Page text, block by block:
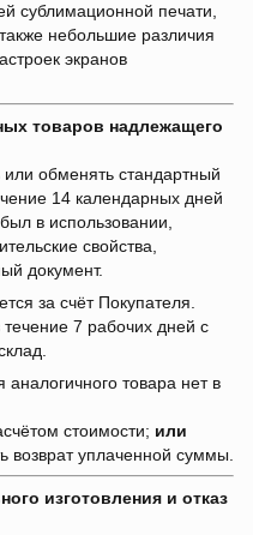
сублимационной печати,
небольшие различия
экранов
товаров надлежащего
или обменять стандартный
14 календарных дней
в использовании,
свойства,
документ.
за счёт Покупателя.
7 рабочих дней с
товара нет в
стоимости; или
возврат уплаченной суммы.
изготовления и отказ